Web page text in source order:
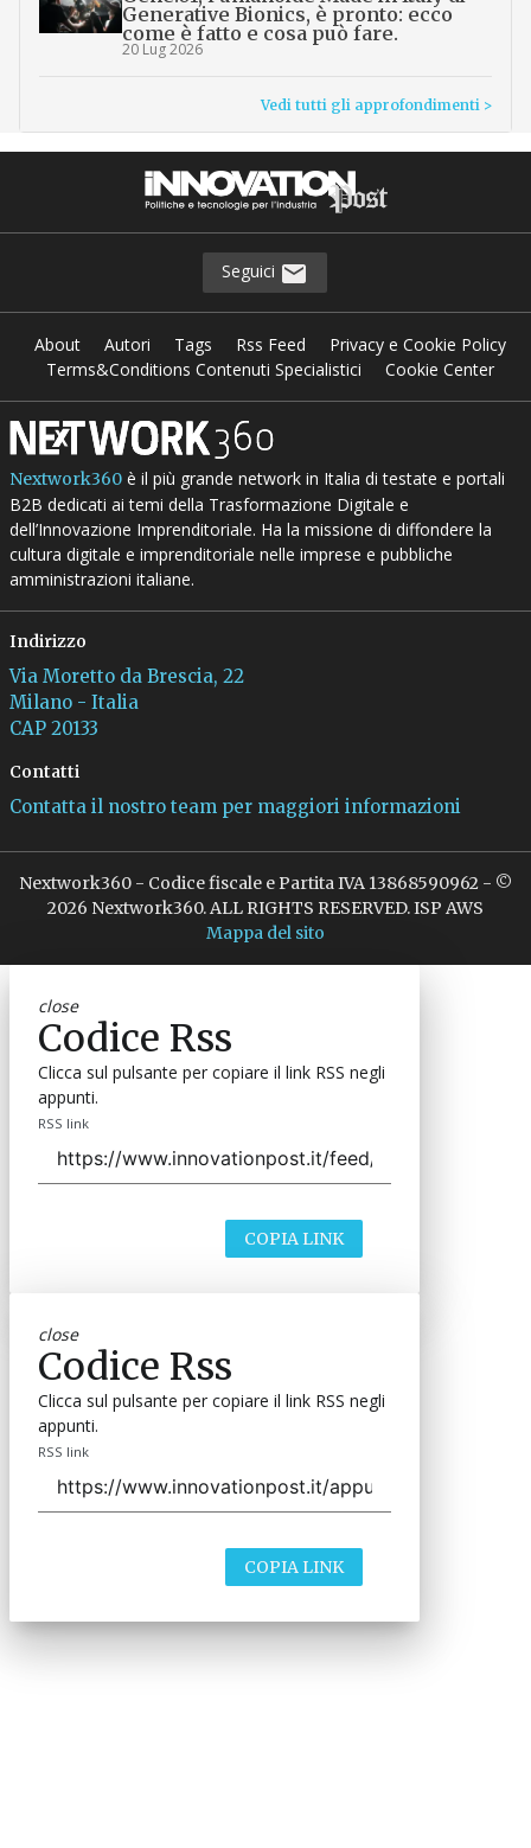
Generative Bionics, è pronto: ecco
come è fatto e cosa può fare.
20 Lug 2026
Vedi tutti gli approfondimenti >
Seguici
About Autori Tags Rss Feed
Privacy e Cookie Policy
Terms&Conditions Contenuti Specialistici
Cookie Center
Nextwork360è il più grande network in Italia di testate e portali
B2B dedicati ai temi della Trasformazione Digitale e
dell’Innovazione Imprenditoriale. Ha la missione di diffondere la
cultura digitale e imprenditoriale nelle imprese e pubbliche
amministrazioni italiane.
Indirizzo
Via Moretto da Brescia, 22
Milano - Italia
CAP 20133
Contatti
Contatta il nostro team per maggiori informazioni
Nextwork360 - Codice fiscale e Partita IVA 13868590962 - ©
2026 Nextwork360. ALL RIGHTS RESERVED. ISP AWS
Mappa del sito
close
Codice Rss
Clicca sul pulsante per copiare il link RSS negli
appunti.
RSS link
COPIA LINK
close
Codice Rss
Clicca sul pulsante per copiare il link RSS negli
appunti.
RSS link
COPIA LINK